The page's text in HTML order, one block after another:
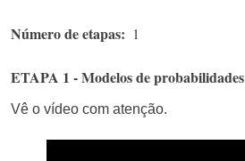
Número de etapas 1
ETAPA 1 - Modelos de probabilidades
Vê o vídeo com atenção.